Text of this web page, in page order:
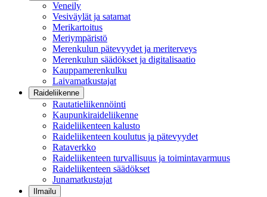
Veneily
Vesiväylät ja satamat
Merikartoitus
Meriympäristö
Merenkulun pätevyydet ja meriterveys
Merenkulun säädökset ja digitalisaatio
Kauppamerenkulku
Laivamatkustajat
Raideliikenne
Rautatieliikennöinti
Kaupunkiraideliikenne
Raideliikenteen kalusto
Raideliikenteen koulutus ja pätevyydet
Rataverkko
Raideliikenteen turvallisuus ja toimintavarmuus
Raideliikenteen säädökset
Junamatkustajat
Ilmailu